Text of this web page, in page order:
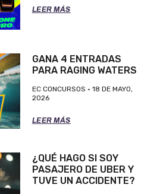
LEER MÁS
GANA 4 ENTRADAS
PARA RAGING WATERS
EC CONCURSOS
18 DE MAYO,
2026
LEER MÁS
¿QUÉ HAGO SI SOY
PASAJERO DE UBER Y
TUVE UN ACCIDENTE?